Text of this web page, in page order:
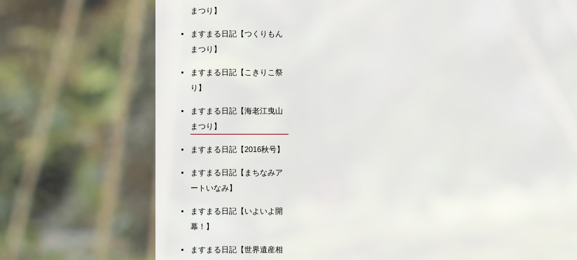
まつり】
ますまる日記【つくりもん
まつり】
ますまる日記【こきりこ祭
り】
ますまる日記【海老江曳山
まつり】
ますまる日記【2016秋号】
ますまる日記【まちなみア
ートいなみ】
ますまる日記【いよいよ開
幕！】
ますまる日記【世界遺産相